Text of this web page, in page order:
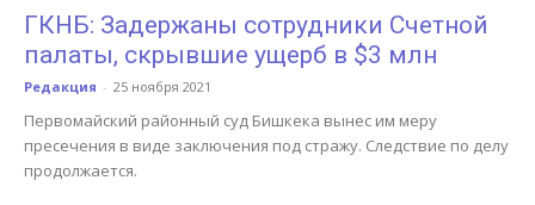
ГКНБ: Задержаны сотрудники Счетной
палаты, скрывшие ущерб в $3 млн
Редакция - 25 ноября 2021
Первомайский районный суд Бишкека вынес им меру
пресечения в виде заключения под стражу. Следствие по делу
продолжается.